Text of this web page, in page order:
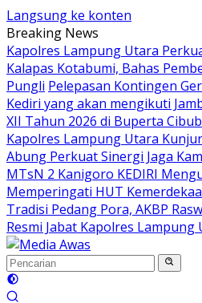
Langsung ke konten
Breaking News
Kapolres Lampung Utara
Kalapas Kotabumi, Bahas
Pungli Pelepasan Kontingen
Kediri yang akan mengikuti
XII Tahun 2026 di Buperta
Kapolres Lampung Utara
Abung Perkuat Sinergi Jaga
MTsN 2 Kanigoro KEDIRI
Memperingati HUT
Tradisi Pedang Pora, AKBP
Resmi Jabat Kapolres Lampung